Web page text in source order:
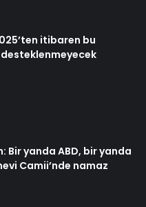
itibaren bu
Bir yanda ABD, bir yanda
Camii’nde namaz